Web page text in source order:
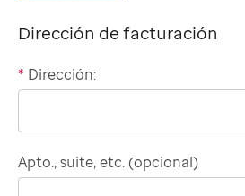
Dirección de facturación
Domestic
billing
* Dirección:
Apto., suite, etc. (opcional)